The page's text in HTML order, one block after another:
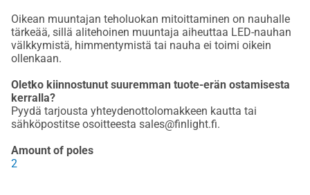
Oikean muuntajan teholuokan mitoittaminen on nauhalle
tärkeää, sillä alitehoinen muuntaja aiheuttaa LED-nauhan
välkkymistä, himmentymistä tai nauha ei toimi oikein
ollenkaan.
Oletko kiinnostunut suuremman tuote-erän ostamisesta
kerralla?
Pyydä tarjousta yhteydenottolomakkeen kautta tai
sähköpostitse osoitteesta sales@finlight.fi.
Amount of poles
2